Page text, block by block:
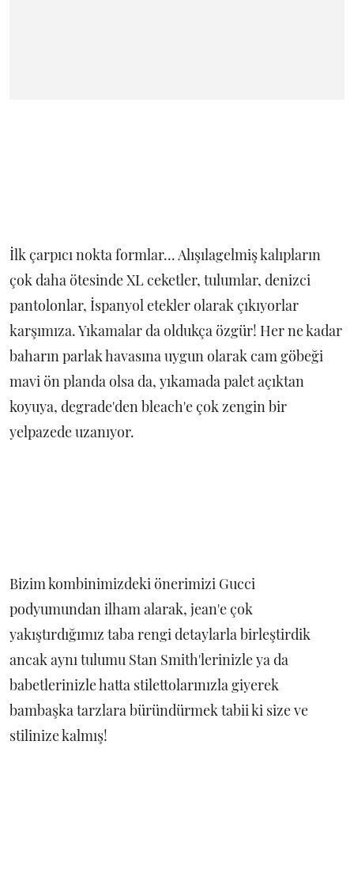
İlk çarpıcı nokta formlar... Alışılagelmiş kalıpların
çok daha ötesinde XL ceketler, tulumlar, denizci
pantolonlar, İspanyol etekler olarak çıkıyorlar
karşımıza. Yıkamalar da oldukça özgür! Her ne kadar
baharın parlak havasına uygun olarak cam göbeği
mavi ön planda olsa da, yıkamada palet açıktan
koyuya, degrade'den bleach'e çok zengin bir
yelpazede uzanıyor.
Bizim kombinimizdeki önerimizi Gucci
podyumundan ilham alarak, jean'e çok
yakıştırdığımız taba rengi detaylarla birleştirdik
ancak aynı tulumu Stan Smith'lerinizle ya da
babetlerinizle hatta stilettolarınızla giyerek
bambaşka tarzlara büründürmek tabii ki size ve
stilinize kalmış!